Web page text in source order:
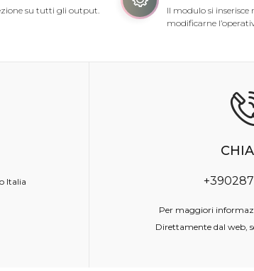
su tutti gli output.
Il modulo si inserisce
modificarne
Italia
Per maggiori
Direttamente dal web,